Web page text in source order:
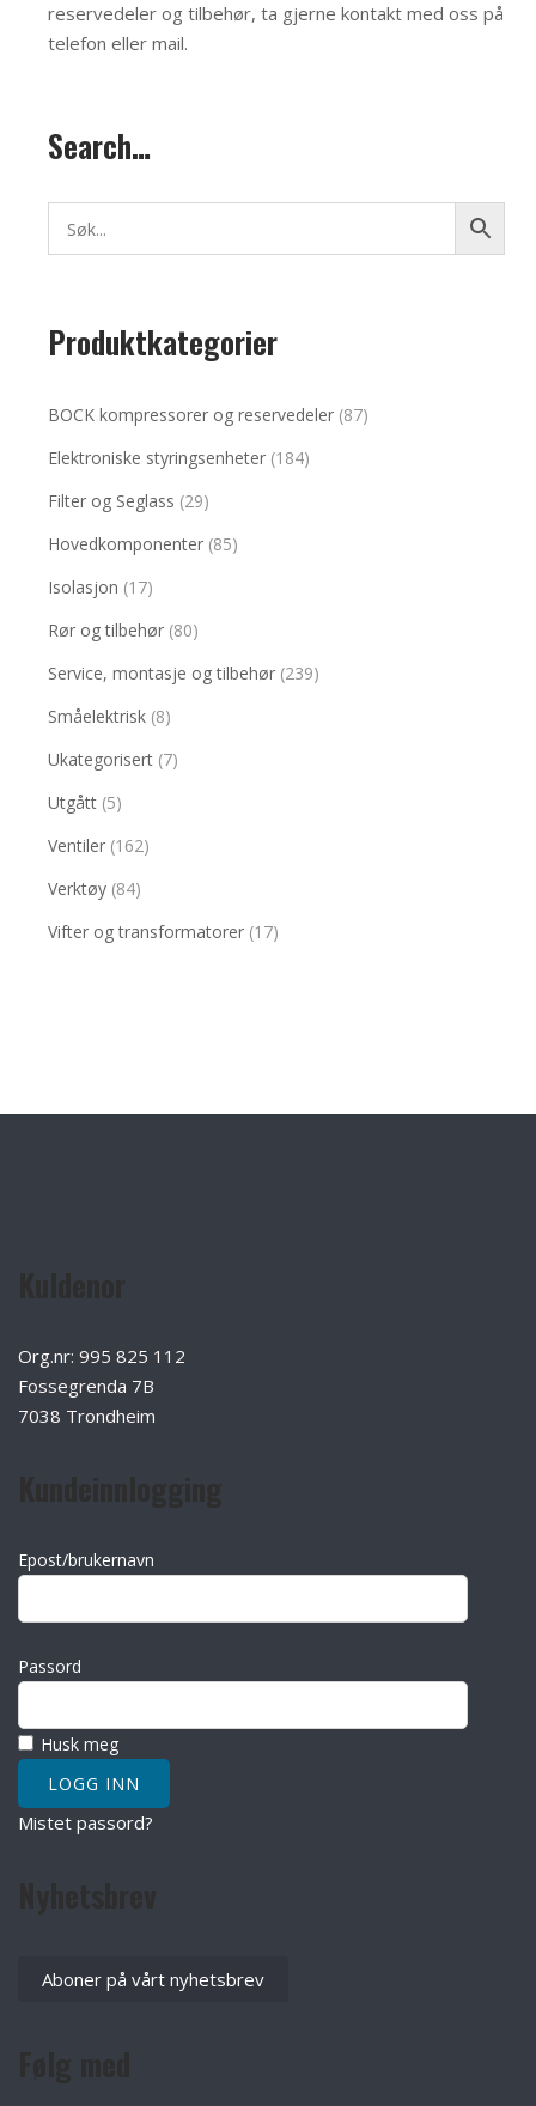
reservedeler og tilbehør, ta gjerne kontakt med oss på
telefon eller mail.
Search…
Produktkategorier
BOCK kompressorer og reservedeler (87)
Elektroniske styringsenheter (184)
Filter og Seglass (29)
Hovedkomponenter (85)
Isolasjon (17)
Rør og tilbehør (80)
Service, montasje og tilbehør (239)
Småelektrisk (8)
Ukategorisert (7)
Utgått (5)
Ventiler (162)
Verktøy (84)
Vifter og transformatorer (17)
Org.nr: 995 825 112
Fossegrenda 7B
7038 Trondheim
Epost/brukernavn
Passord
Husk meg
Mistet passord?
Aboner på vårt nyhetsbrev